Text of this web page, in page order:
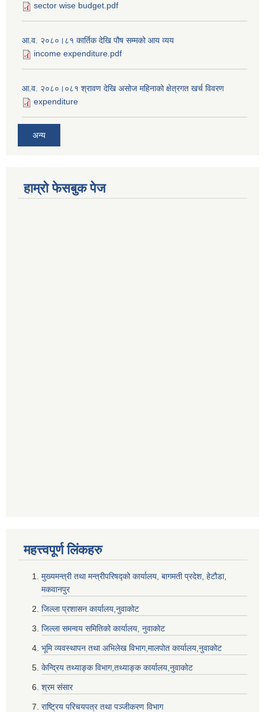
sector wise budget.pdf
आ.व. २०८०।८१ कार्तिक देखि पौष सम्मको आय व्यय
income expenditure.pdf
आ.व. २०८०।०८१ श्रावण देखि असोज महिनाको क्षेत्रगत खर्च विवरण
expenditure
अन्य
हाम्रो फेसबुक पेज
महत्त्वपूर्ण लि‌ंकहरु
मुख्यमन्त्री तथा मन्त्रीपरिषद्को कार्यालय, बागमती प्रदेश, हेटौडा,
मकवानपुर
जिल्ला प्रशासन कार्यालय,नुवाकोट
जिल्ला समन्वय समितिको कार्यालय, नुवाकोट
भूमि व्यवस्थापन तथा अभिलेख विभाग,मालपोत कार्यालय,नुवाकोट
केन्द्रिय तथ्याङ्क विभाग,तथ्याङ्क कार्यालय,नुवाकोट
श्रम संसार
राष्ट्रिय परिचयपत्र तथा पञ्जीकरण विभाग